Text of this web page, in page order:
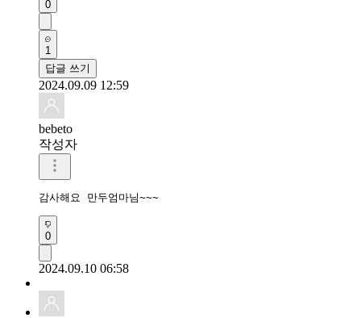
0
1
답글 쓰기
2024.09.09 12:59
bebeto
작성자
감사해요 만두엄마님~~~
0
2024.09.10 06:58